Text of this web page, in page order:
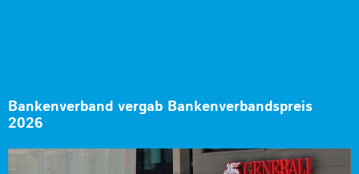
Bankenverband vergab Bankenverbandspreis
2026